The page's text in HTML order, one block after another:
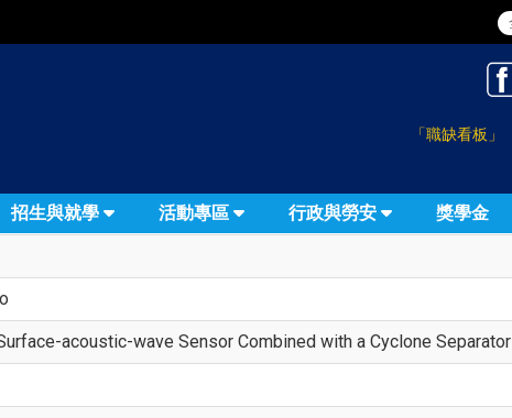
「職缺看板」
招生與就學 活動專區 行政與勞安 獎學金
acoustic-wave Sensor Combined with a Cyclone Separator